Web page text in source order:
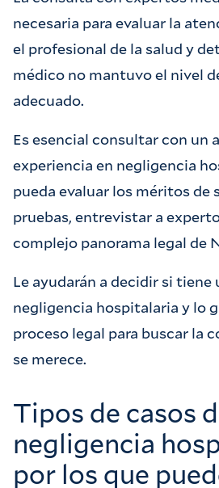
necesaria para evaluar la
el profesional de la salud y
médico no mantuvo el nivel
adecuado.
Es esencial consultar con un
experiencia en negligencia
pueda evaluar los méritos de
pruebas, entrevistar a
complejo panorama legal de
Le ayudarán a decidir si tiene
negligencia hospitalaria y lo
proceso legal para buscar la
se merece.
Tipos de casos
negligencia
por los que